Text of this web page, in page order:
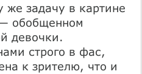
же задачу в картине
обобщенном
девочки.
строго в фас,
к зрителю, что и